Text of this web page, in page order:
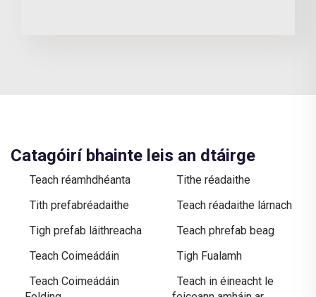
Catagóirí bhainte leis an dtáirge
Teach réamhdhéanta
Tithe réadaithe
Tith prefabréadaithe
Teach réadaithe lárnach
Tigh prefab láithreacha
Teach phrefab beag
Teach Coimeádáin
Tigh Fualamh
Teach Coimeádáin
Teach in éineacht le